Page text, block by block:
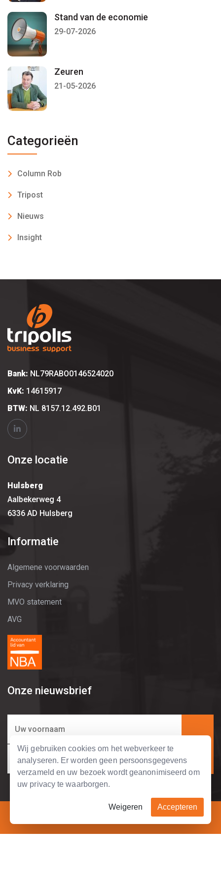
Wij gebruiken cookies om het webverkeer te
analyseren. Er worden geen persoonsgegevens
verzameld en uw bezoek wordt geanonimiseerd om
uw privacy te waarborgen.
Weigeren Accepteren
Stand van de economie
29-07-2026
Zeuren
21-05-2026
Categorieën
Column Rob
Tripost
Nieuws
Insight
Bank: NL79RABO0146524020
KvK: 14615917
BTW: NL 8157.12.492.B01
Onze locatie
Hulsberg
Aalbekerweg 4
6336 AD Hulsberg
Informatie
Algemene voorwaarden
Privacy verklaring
MVO statement
AVG
Onze nieuwsbrief
Copyright © 2004 - 2026 Tripolis Business Support.